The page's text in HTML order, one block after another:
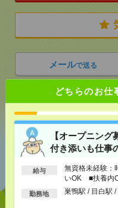
どちらのお仕
【オープニン
付き添いも仕事
給与
無資格未経験
いOK ■扶養内
以上
勤務地 巣鴨駅 / 目白駅 /
メールで送る
シェア
あなたの閲覧